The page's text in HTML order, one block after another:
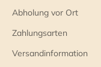
Abholung vor Ort
Zahlungsarten
Versandinformation